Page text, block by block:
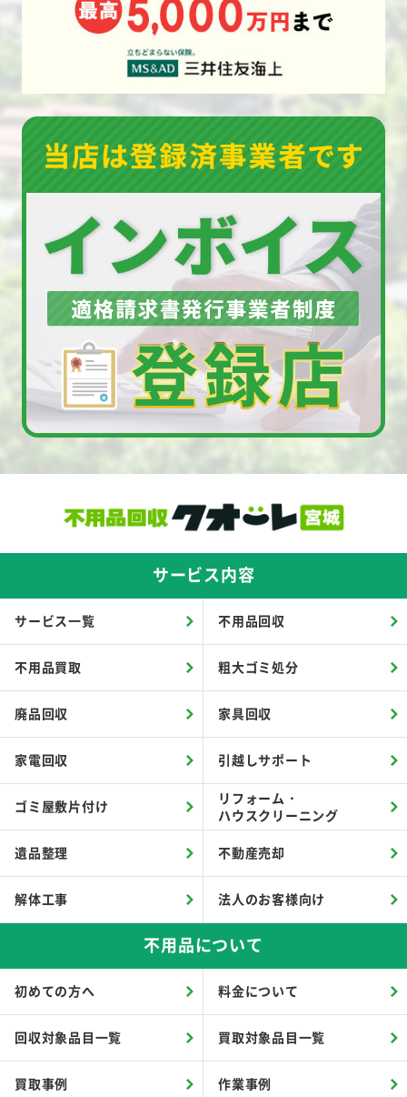
サービス内容
サービス一覧 不用品回収
不用品買取 粗大ゴミ処分
廃品回収 家具回収
家電回収 引越しサポート
ゴミ屋敷片付け
リフォーム・
ハウスクリーニング
遺品整理 不動産売却
解体工事 法人のお客様向け
不用品について
初めての方へ 料金について
回収対象品目一覧 買取対象品目一覧
買取事例 作業事例